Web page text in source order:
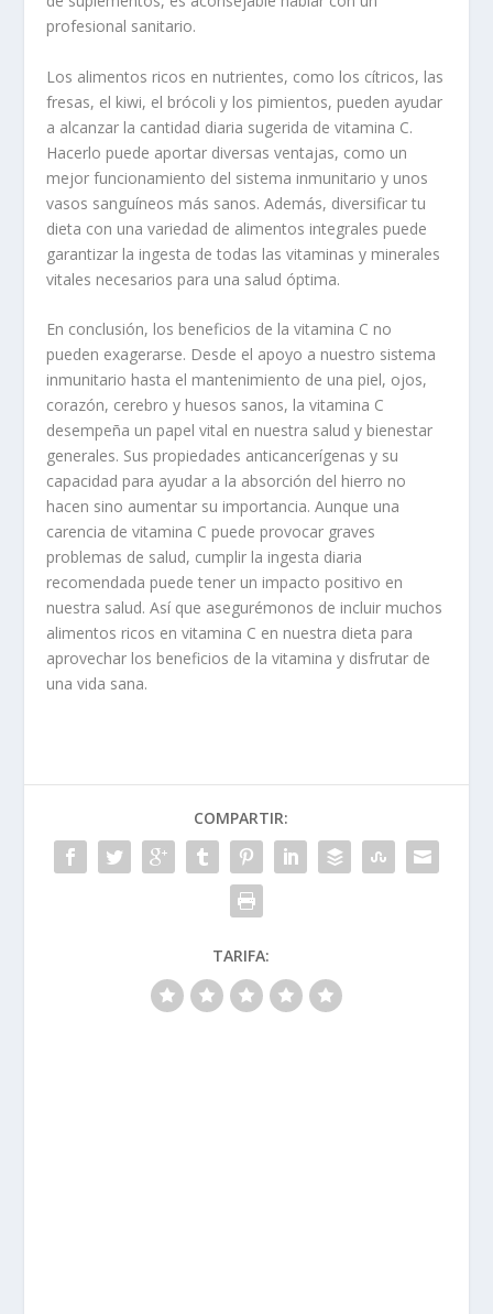
profesional sanitario.
Los alimentos ricos en nutrientes, como los cítricos, las
fresas, el kiwi, el brócoli y los pimientos, pueden ayudar
a alcanzar la cantidad diaria sugerida de vitamina C.
Hacerlo puede aportar diversas ventajas, como un
mejor funcionamiento del sistema inmunitario y unos
vasos sanguíneos más sanos. Además, diversificar tu
dieta con una variedad de alimentos integrales puede
garantizar la ingesta de todas las vitaminas y minerales
vitales necesarios para una salud óptima.
En conclusión, los beneficios de la vitamina C no
pueden exagerarse. Desde el apoyo a nuestro sistema
inmunitario hasta el mantenimiento de una piel, ojos,
corazón, cerebro y huesos sanos, la vitamina C
desempeña un papel vital en nuestra salud y bienestar
generales. Sus propiedades anticancerígenas y su
capacidad para ayudar a la absorción del hierro no
hacen sino aumentar su importancia. Aunque una
carencia de vitamina C puede provocar graves
problemas de salud, cumplir la ingesta diaria
recomendada puede tener un impacto positivo en
nuestra salud. Así que asegurémonos de incluir muchos
alimentos ricos en vitamina C en nuestra dieta para
aprovechar los beneficios de la vitamina y disfrutar de
una vida sana.
COMPARTIR:
TARIFA: